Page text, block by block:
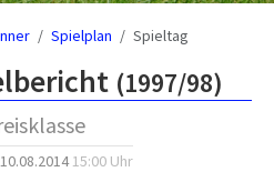
Spielplan Spieltag
(1997/98)
15:00 Uhr